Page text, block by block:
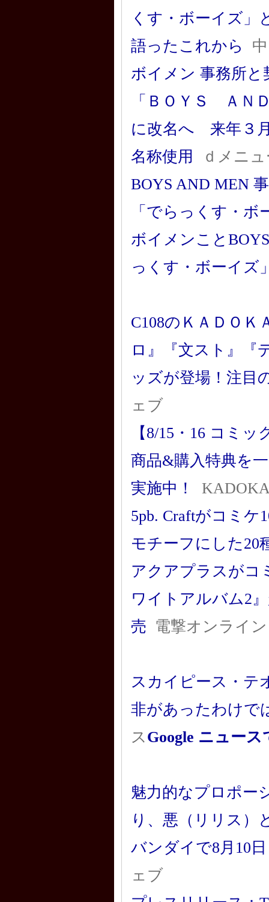
くす・ボーイズ」
語ったこれから
ボイメン 事務所と
「ＢＯＹＳ ＡＮ
に改名へ 来年３
名称使用
ｄメニ
BOYS AND MEN
「でらっくす・ボ
ボイメンこと
っくす・ボーイズ
C108のＫＡＤＯＫ
ロ』『文スト』『
ッズが登場！注目
ェブ
【8/15・16 コミ
商品&購入特典を
実施中！
5pb. Craftがコミ
モチーフにした20
アクアプラスがコ
ワイトアルバム2
売 電撃オンライン
スカイピース・テ
非があったわけで
スGoogle ニュー
魅力的なプロポー
り、悪（リリス）
バンダイで8月10
ェブ